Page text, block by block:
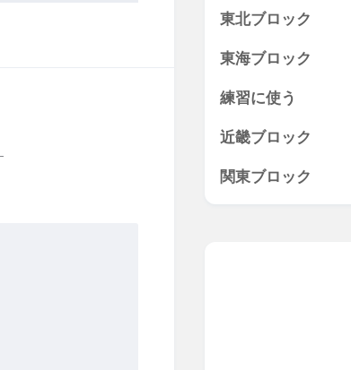
東北ブロック
東海ブロック
練習に使う
近畿ブロック
関東ブロック